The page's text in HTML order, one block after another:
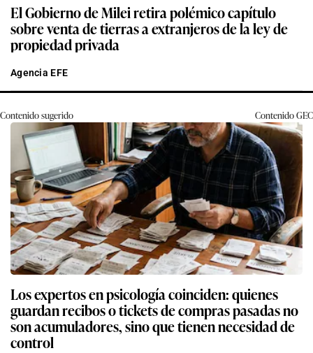
El Gobierno de Milei retira polémico capítulo
sobre venta de tierras a extranjeros de la ley de
propiedad privada
Agencia EFE
Contenido sugerido ContenidoGEC
Los expertos en psicología coinciden: quienes
guardan recibos o tickets de compras pasadas no
son acumuladores, sino que tienen necesidad de
control